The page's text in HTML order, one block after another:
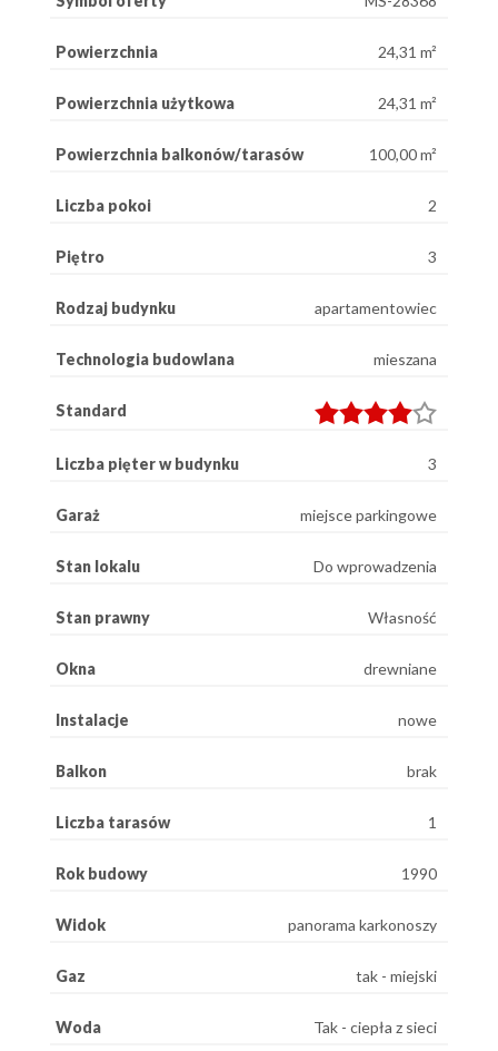
Powierzchnia 24,31 m²
Powierzchnia użytkowa 24,31 m²
Powierzchnia balkonów/tarasów 100,00 m²
Liczba pokoi 2
Piętro 3
Rodzaj budynku apartamentowiec
Technologia budowlana mieszana
Standard
Liczba pięter w budynku 3
Garaż miejsce parkingowe
Stan lokalu Do wprowadzenia
Stan prawny Własność
Okna drewniane
Instalacje nowe
Balkon brak
Liczba tarasów 1
Rok budowy 1990
Widok panorama karkonoszy
Gaz tak - miejski
Woda Tak - ciepła z sieci